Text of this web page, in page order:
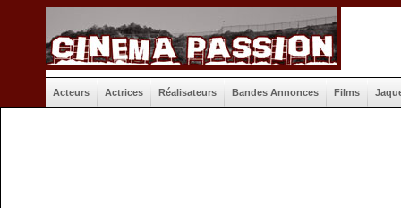
Acteurs Actrices Réalisateurs Bandes Annonces Films